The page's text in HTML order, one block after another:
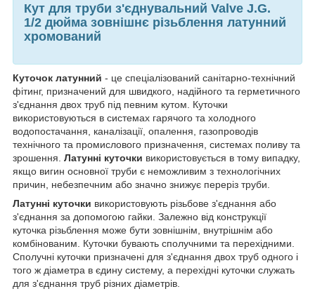
Кут для труби з'єднувальний Valve J.G.
1/2 дюйма зовнішнє різьблення латунний
хромований
Куточок латунний - це спеціалізований санітарно-технічний
фітинг, призначений для швидкого, надійного та герметичного
з'єднання двох труб під певним кутом. Куточки
використовуються в системах гарячого та холодного
водопостачання, каналізації, опалення, газопроводів
технічного та промислового призначення, системах поливу та
зрошення. Латунні куточки використовується в тому випадку,
якщо вигин основної труби є неможливим з технологічних
причин, небезпечним або значно знижує переріз труби.
Латунні куточки використовують різьбове з'єднання або
з'єднання за допомогою гайки. Залежно від конструкції
куточка різьблення може бути зовнішнім, внутрішнім або
комбінованим. Куточки бувають сполучними та перехідними.
Сполучні куточки призначені для з'єднання двох труб одного і
того ж діаметра в єдину систему, а перехідні куточки служать
для з'єднання труб різних діаметрів.